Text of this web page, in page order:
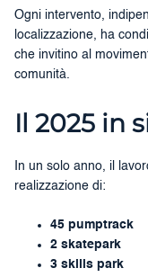
Ogni intervento,
localizzazione, ha
che invitino al
comunità.
Il 2025 in
In un solo anno, il
realizzazione di:
45 pumptrack
2 skatepark
3 skills park